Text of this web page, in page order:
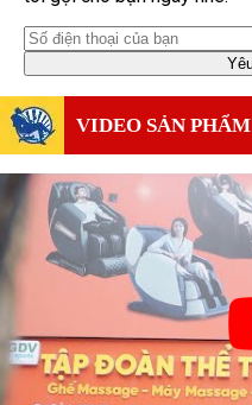
VIDEO SẢN PHẨM